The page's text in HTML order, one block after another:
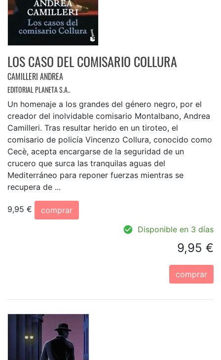
LOS CASO DEL COMISARIO COLLURA
CAMILLERI ANDREA
EDITORIAL PLANETA S.A..
Un homenaje a los grandes del género negro, por el
creador del inolvidable comisario Montalbano, Andrea
Camilleri. Tras resultar herido en un tiroteo, el
comisario de policía Vincenzo Collura, conocido como
Cecè, acepta encargarse de la seguridad de un
crucero que surca las tranquilas aguas del
Mediterráneo para reponer fuerzas mientras se
recupera de ...
9,95 €
comprar
Disponible en 3 días
9,95 €
comprar